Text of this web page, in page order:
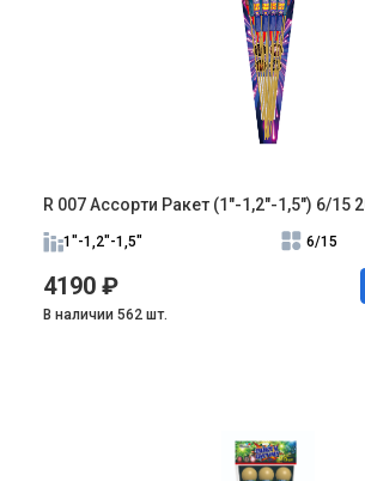
R 007 Ассорти Ракет (1"-1,2"-1,5") 6/15
1"-1,2"-1,5" 6/15
4190 ₽
В наличии 562 шт.